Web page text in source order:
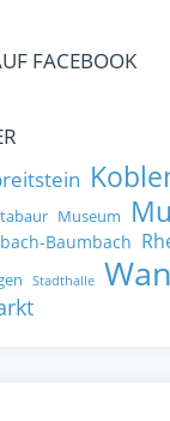
FACEBOOK
Museum
Baumbach
Stadthalle